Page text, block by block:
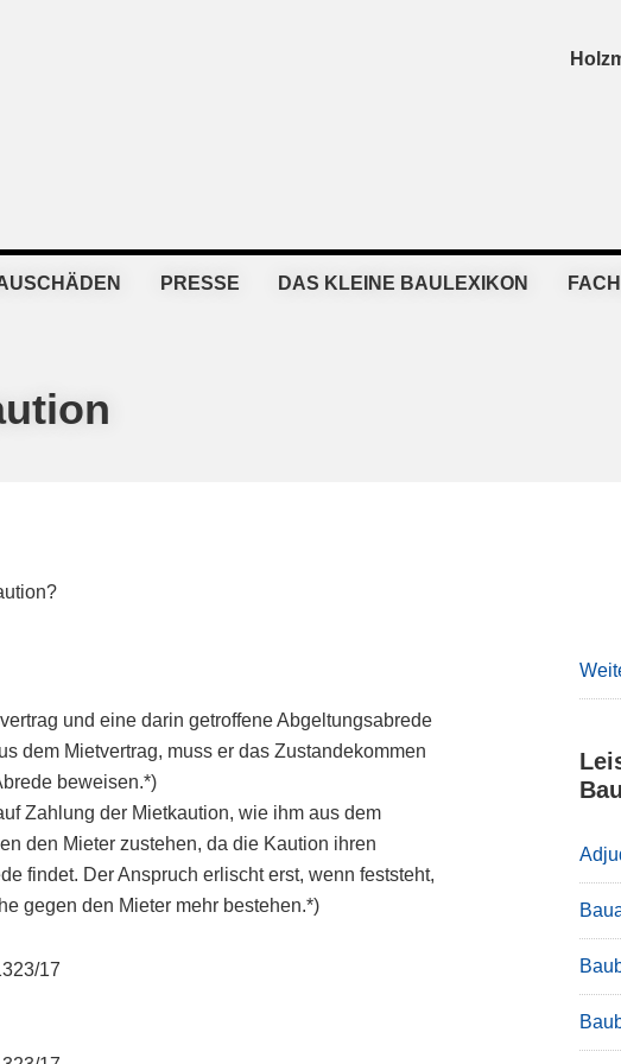
PRESSE DAS KLEINE BAULEXIKON
und eine darin getroffene Abgeltungsabrede
dem Mietvertrag, muss er das Zustandekommen
beweisen.*)
Zahlung der Mietkaution, wie ihm aus dem
den Mieter zustehen, da die Kaution ihren
findet. Der Anspruch erlischt erst, wenn feststeht,
gegen den Mieter mehr bestehen.*)
17